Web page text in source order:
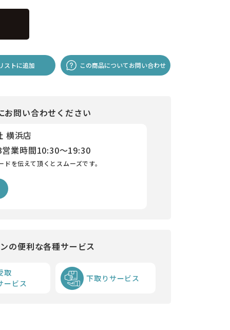
ストに追加 この商品についてお問い合わせ
お問い合わせください
横浜店
営業時間10:30～19:30
を伝えて頂くとスムーズです。
の便利な各種サービス
取
ービス
下取りサービス